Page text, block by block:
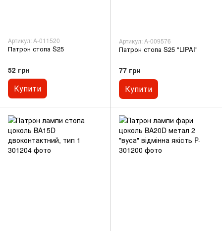
Артикул: A-011520
Патрон стопа S25
52 грн
Купити
Артикул: A-009576
Патрон стопа S25 "LIPAI"
77 грн
Купити